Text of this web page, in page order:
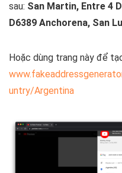
sau: San Martin, Entre 4
D6389 Anchorena, San
Hoặc dùng trang này để
untry/Argentina